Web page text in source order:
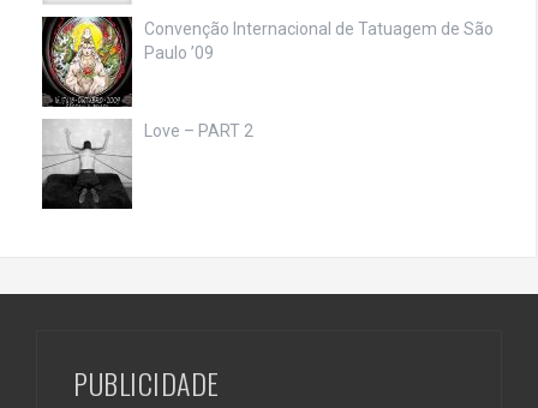
Convenção Internacional de Tatuagem de São
Paulo ’09
Love – PART 2
PUBLICIDADE